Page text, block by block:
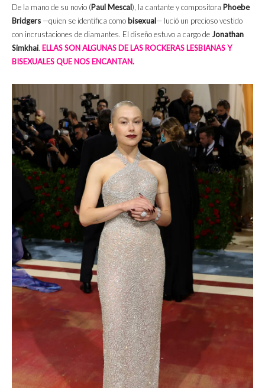
De la mano de su novio (Paul Mescal), la cantante y compositora Phoebe
Bridgers —quien se identifica como bisexual— lució un precioso vestido
con incrustaciones de diamantes. El diseño estuvo a cargo deJonathan
Simkhai. ELLAS SON ALGUNAS DE LAS ROCKERAS LESBIANAS Y
BISEXUALES QUE NOS ENCANTAN.